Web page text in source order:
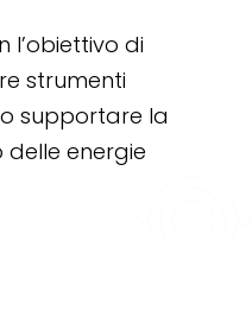
l’obiettivo di
strumenti
supportare la
energie